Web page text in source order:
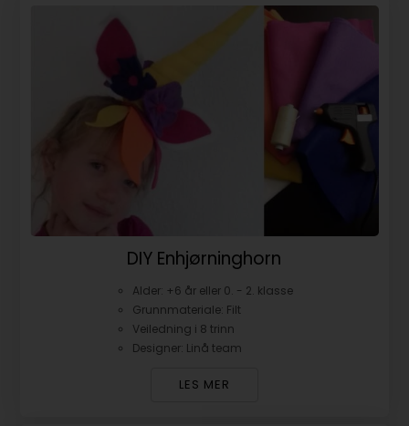
DIY Enhjørninghorn
Alder: +6 år eller 0. - 2. klasse
Grunnmateriale: Filt
Veiledning i 8 trinn
Designer: Linå team
LES MER